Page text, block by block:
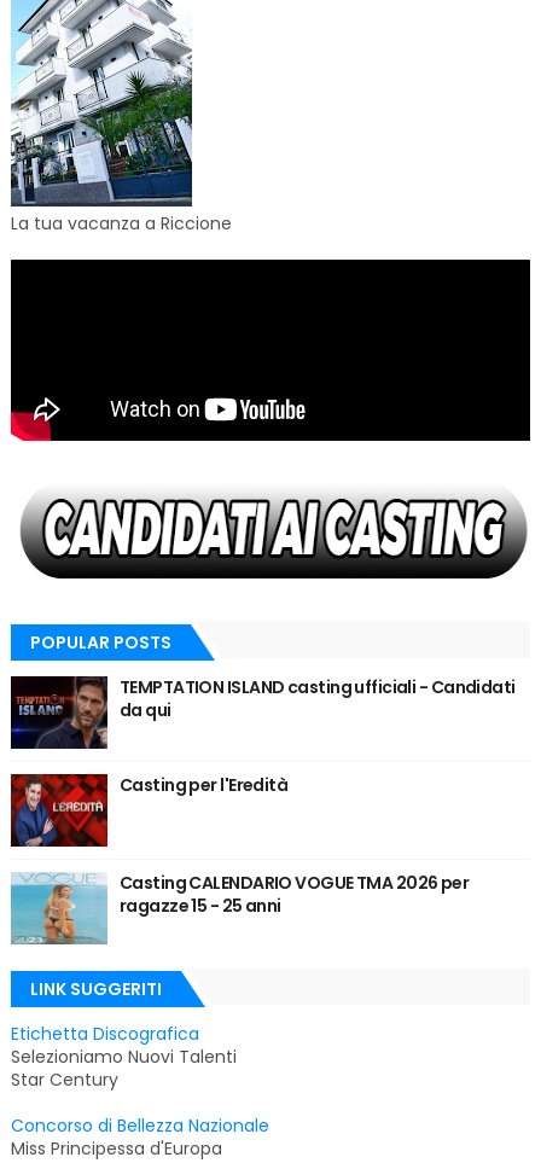
La tua vacanza a Riccione
POPULAR POSTS
TEMPTATION ISLAND casting ufficiali - Candidati
da qui
Casting per l'Eredità
Casting CALENDARIO VOGUE TMA 2026 per
ragazze 15 - 25 anni
LINK SUGGERITI
Etichetta Discografica
Selezioniamo Nuovi Talenti
Star Century
Concorso di Bellezza Nazionale
Miss Principessa d'Europa